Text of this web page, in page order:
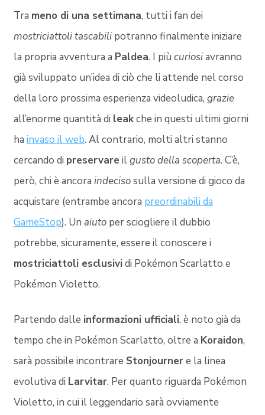
Tra meno di una settimana, tutti i fan dei
mostriciattoli tascabili potranno finalmente iniziare
la propria avventura a Paldea. I più curiosiavranno
già sviluppato un’idea di ciò che li attende nel corso
della loro prossima esperienza videoludica, grazie
all’enorme quantità di leakche in questi ultimi giorni
ha invaso il web. Al contrario, molti altri stanno
cercando di preservareilgusto della scoperta. C’è,
però, chi è ancora indecisosulla versione di gioco da
acquistare (entrambe ancora preordinabili da
GameStop). Un aiuto per sciogliere il dubbio
potrebbe, sicuramente, essere il conoscere i
mostriciattoli esclusividi Pokémon Scarlatto e
Pokémon Violetto.
Partendo dalle informazioni ufficiali, è noto già da
tempo che in Pokémon Scarlatto, oltre a Koraidon,
sarà possibile incontrare Stonjournere la linea
evolutiva di Larvitar. Per quanto riguarda Pokémon
Violetto, in cui il leggendario sarà ovviamente